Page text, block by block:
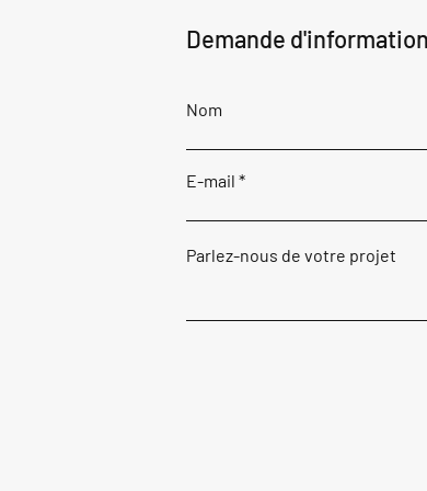
Demande
Nom
E-mail
Parlez-nous de votre projet